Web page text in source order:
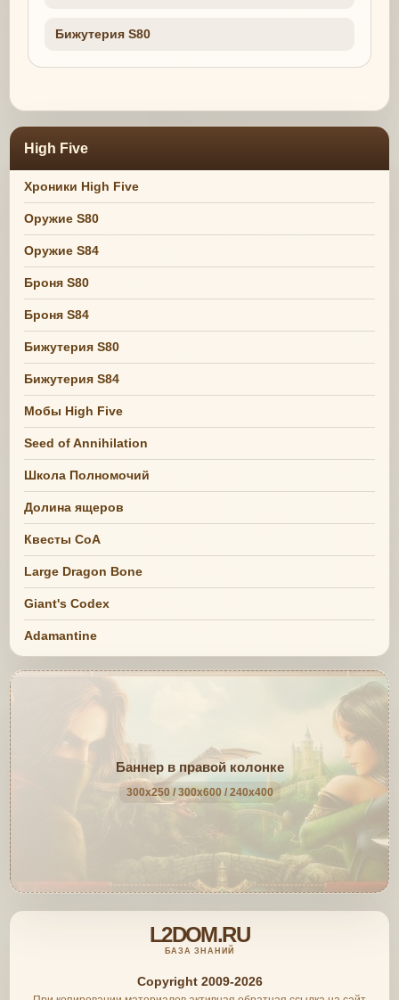
Бижутерия S80
High Five
Хроники High Five
Оружие S80
Оружие S84
Броня S80
Броня S84
Бижутерия S80
Бижутерия S84
Мобы High Five
Seed of Annihilation
Школа Полномочий
Долина ящеров
Квесты СоА
Large Dragon Bone
Giant's Codex
Adamantine
Баннер в правой колонке
300x250 / 300x600 / 240x400
L2DOM.RU
БАЗА ЗНАНИЙ
Copyright 2009-2026